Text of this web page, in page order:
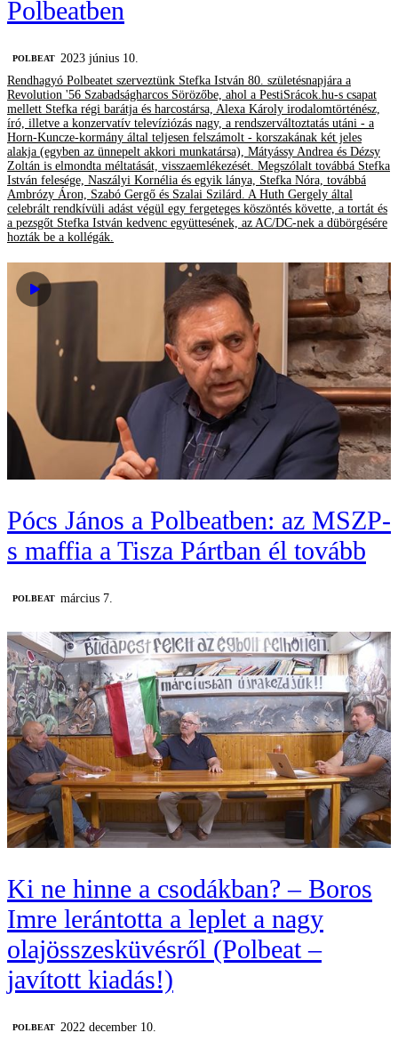
Polbeatben
‎POLBEAT 2023 június 10.
Rendhagyó Polbeatet szerveztünk Stefka István 80. születésnapjára a
Revolution '56 Szabadságharcos Sörözőbe, ahol a PestiSrácok.hu-s csapat
mellett Stefka régi barátja és harcostársa, Alexa Károly irodalomtörténész,
író, illetve a konzervatív televíziózás nagy, a rendszerváltoztatás utáni - a
Horn-Kuncze-kormány által teljesen felszámolt - korszakának két jeles
alakja (egyben az ünnepelt akkori munkatársa), Mátyássy Andrea és Dézsy
Zoltán is elmondta méltatását, visszaemlékezését. Megszólalt továbbá Stefka
István felesége, Naszályi Kornélia és egyik lánya, Stefka Nóra, továbbá
Ambrózy Áron, Szabó Gergő és Szalai Szilárd. A Huth Gergely által
celebrált rendkívüli adást végül egy fergeteges köszöntés követte, a tortát és
a pezsgőt Stefka István kedvenc együttesének, az AC/DC-nek a dübörgésére
hozták be a kollégák.
Pócs János a Polbeatben: az MSZP-
s maffia a Tisza Pártban él tovább
‎POLBEAT március 7.
Ki ne hinne a csodákban? – Boros
Imre lerántotta a leplet a nagy
olajösszesküvésről (Polbeat –
javított kiadás!)
‎POLBEAT
2022 december 10.